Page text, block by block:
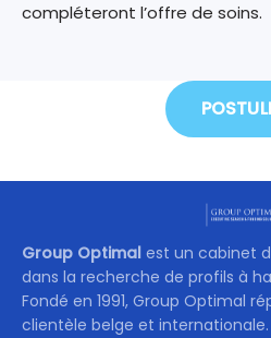
compléteront l’offre de soins.
Group Optimal est un cabinet
dans la recherche de profils à
Fondé en 1991, Group Optimal
clientèle belge et internationale.